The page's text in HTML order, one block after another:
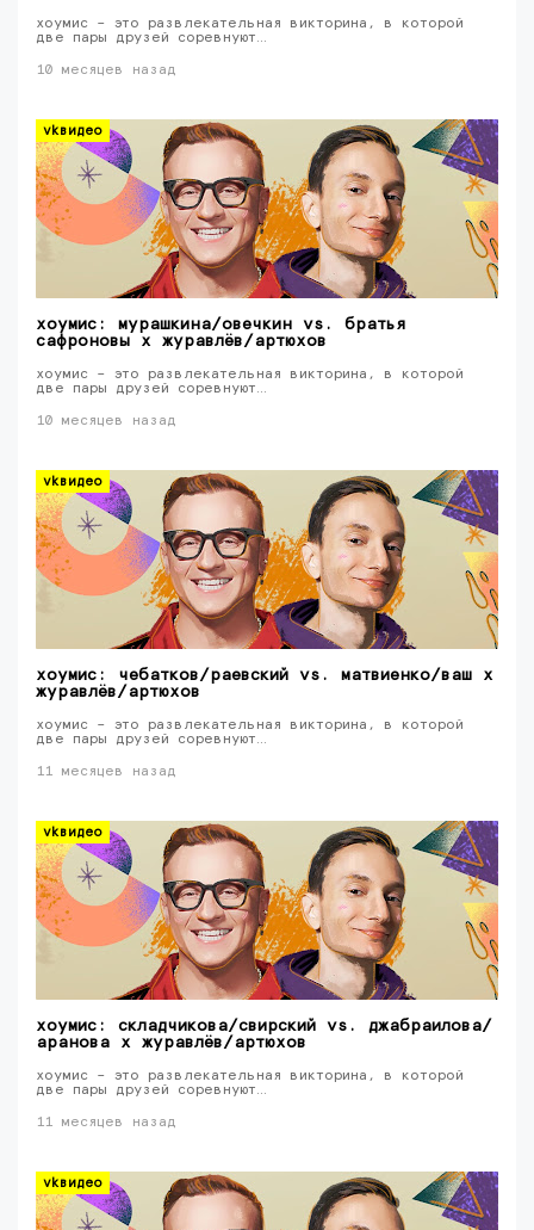
хоумис – это развлекательная викторина, в которой
две пары друзей соревнуют…
10 месяцев назад
vkвидео
хоумис: мурашкина/овечкин vs. братья
сафроновы x журавлёв/артюхов
хоумис – это развлекательная викторина, в которой
две пары друзей соревнуют…
10 месяцев назад
vkвидео
хоумис: чебатков/раевский vs. матвиенко/ваш x
журавлёв/артюхов
хоумис – это развлекательная викторина, в которой
две пары друзей соревнуют…
11 месяцев назад
vkвидео
хоумис: складчикова/свирский vs. джабраилова/
аранова x журавлёв/артюхов
хоумис – это развлекательная викторина, в которой
две пары друзей соревнуют…
11 месяцев назад
vkвидео